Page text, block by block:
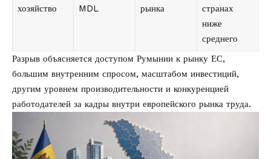
хозяйство
MDL
рынка
странах
ниже
среднего
Разрыв объясняется доступом Румынии к рынку ЕС,
большим внутренним спросом, масштабом инвестиций,
другим уровнем производительности и конкуренцией
работодателей за кадры внутри европейского рынка труда.